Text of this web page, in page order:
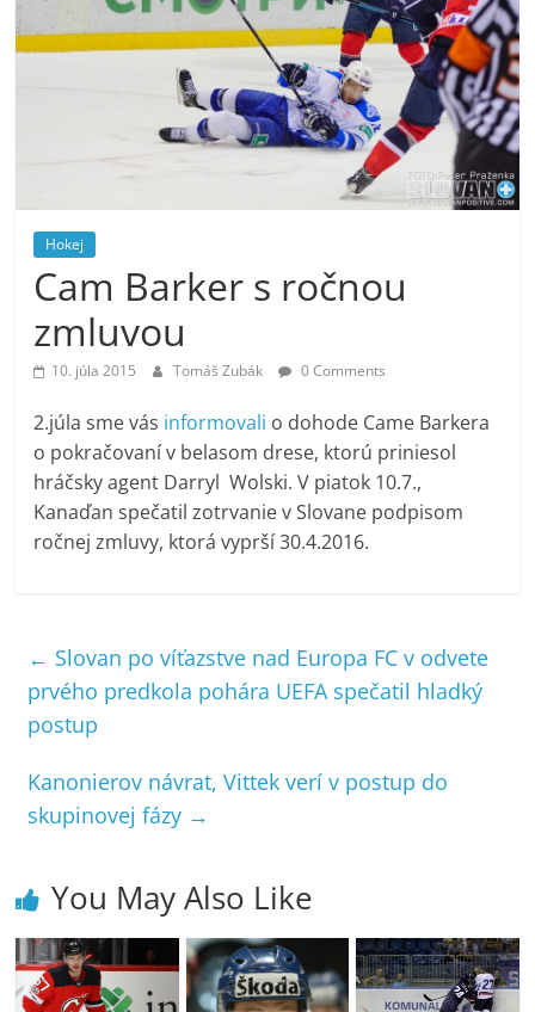
Hokej
Cam Barker s ročnou
zmluvou
10. júla 2015 Tomáš Zubák 0 Comments
2.júla sme vás informovali o dohode Came Barkera
o pokračovaní v belasom drese, ktorú priniesol
hráčsky agent Darryl Wolski. V piatok 10.7.,
Kanaďan spečatil zotrvanie v Slovane podpisom
ročnej zmluvy, ktorá vyprší 30.4.2016.
← Slovan po víťazstve nad Europa FC v odvete
prvého predkola pohára UEFA spečatil hladký
postup
Kanonierov návrat, Vittek verí v postup do
skupinovej fázy →
You May Also Like